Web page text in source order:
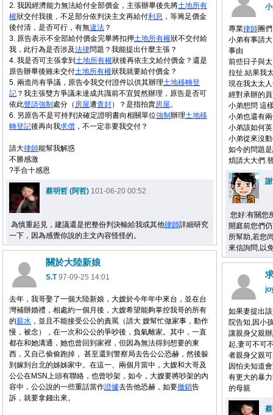
2. 我因經濟能力無法給付全部價金，主張辦畢後先將土地所有
權狀交付我後，不足部分依判決主文再給付利息 ，等籌足價金
後付清，是否可行，有無違法 ？
3. 原告表示不全部給付價金完畢將扣押土地所有權狀不交付給
我，此行為是否涉及法律問題？我能提出什麼主張？
4. 我是否可主張拿到 土地所有權狀後再依主文給付價金？還是
原告辦畢後雖未交付土地所有權狀我就要給付價金？
5. 兩造尚有爭議，原告令我交付證件以供其辦理土地移轉登
記 ？我主張雙方爭議未達成共識前不宜貿然辦理，原告是否可
依此聲請強制 處分（ 房屋遭查封）？是指拍賣房屋。
6. 另原告不是可持判決確定證明書向相關單位強制 辦理土地移
轉登記後再向我求償 ，不一定非要我交付？
請大律師能幫我解惑
不勝感激
?手合十感恩
蔡明哲 (阿哲) 101-06-20 00:52
為慎重起見，建議還是把整份判決輸給我或其他律師詳細研究
一下，因為感覺你說的主文內容怪怪的。
專業律師團們
小弟有事請
事由
前些日子與
拉扯.結果我
現在我太太
經對承辦的
小弟想問 這
小弟也還有
小弟該如何
小弟從來沒
如今的問題
煩請大大們.
您好:有關您
開庭前您們
所幫助,若您
來信詢問,以
關於大陸新娘
S.T97-09-25 14:01
去年，我哥娶了一個大陸新娘，大嫂於今年年中來台，並在台
灣補辦婚禮，相處約一個月後，大嫂希望能夠掌控我哥的所有
的薪水 ，並且不能接受公公的責罵（請大 嫂幫忙做家事，動作
慢，被念），在一次和公公的爭吵後，負氣離家。其中，一直
都在和她溝通，她也曾回到家裡，但因為無法得到想要的東
西，又自己偷偷跑掉， 甚至還到警察局去告公公恐赫，然後躲
到嫁到台北的姊姊家中。在這一、兩個月當中，大嫂和大哥及
公公在MSN上頭有聯絡，也曾吵架，如今，大嫂要將吵架的內
容中，公公說的一些重話當作證據去告他恐赫，如要撤銷告
訴，就要拿錢出來。
如果妻提出該
院告知,因小
讓親身父親辦
起,妻可不可
者親身父親
因怕夫知道
有更大的暴
的母親